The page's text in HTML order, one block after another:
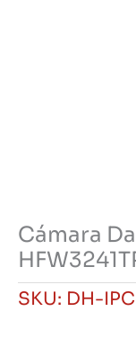
Cámara
SKU: DH-